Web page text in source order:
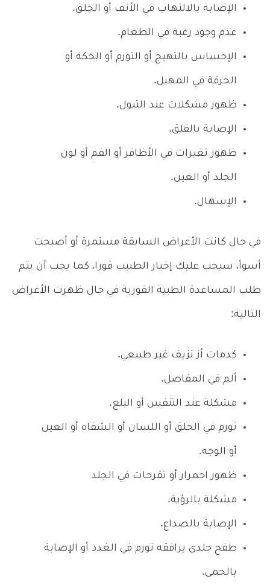
الإصابة بالالتهاب في الأنف أو الحلق.
عدم وجود رغبة في الطعام.
الإحساس بالتهيج أو التورم أو الحكة أو
الحرقة في المهبل.
ظهور مشكلات عند التبول.
الإصابة بالقلق.
ظهور تغيرات في الأظافر أو الفم أو لون
الجلد أو العين.
الإسهال.
في حال كانت الأعراض السابقة مستمرة أو أصبحت
أسوأ، سيجب عليك إخبار الطبيب فورا، كما يجب أن يتم
طلب المساعدة الطبية الفورية في حال ظهرت الأعراض
التالية:
كدمات أز نزيف غير طبيعي.
ألم في المفاصل.
مشكلة عند التنفس أو البلع.
تورم في الحلق أو اللسان أو الشفاه أو العين
أو الوجه.
ظهور احمرار أو تقرحات في الجلد
مشكلة بالرؤية.
الإصابة بالصداع.
طفح جلدي يرافقه تورم في الغدد أو الإصابة
بالحمى.